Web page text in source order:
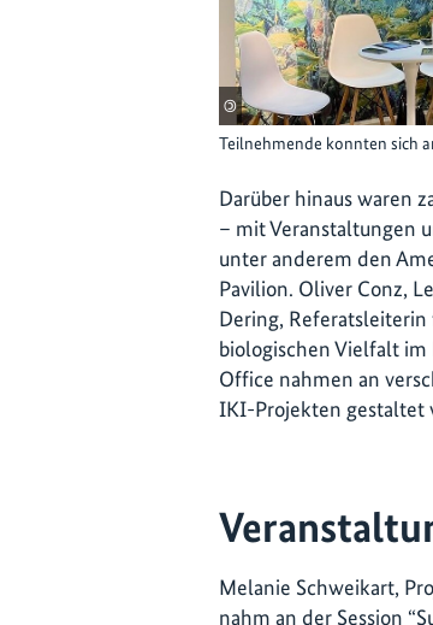
©
Teilnehmende konnten sich
Darüber hinaus waren
– mit Veranstaltungen
unter anderem den
Pavilion. Oliver Conz,
Dering,
biologischen Vielfalt
Office nahmen an
IKI-Projekten gestaltet
Melanie Schweikart,
nahm an der Session